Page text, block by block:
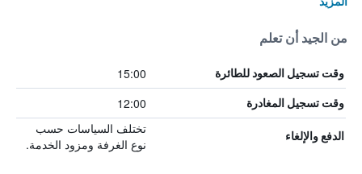
من الجيد أن تعلم
وقت تسجيل الصعود للطائرة 15:00
وقت تسجيل المغادرة 12:00
الدفع والإلغاء
تختلف السياسات حسب
نوع الغرفة ومزود الخدمة.